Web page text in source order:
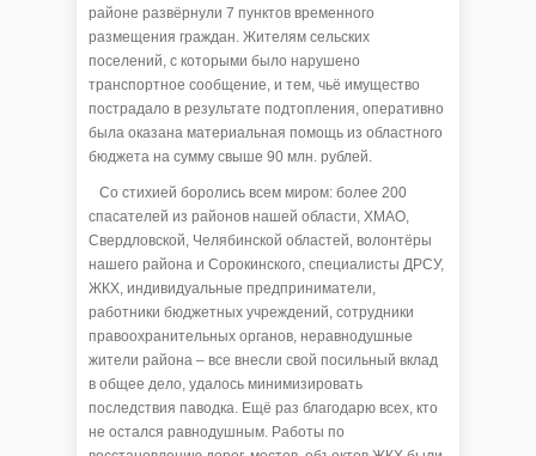
районе развёрнули 7 пунктов временного
размещения граждан. Жителям сельских
поселений, с которыми было нарушено
транспортное сообщение, и тем, чьё имущество
пострадало в результате подтопления, оперативно
была оказана материальная помощь из областного
бюджета на сумму свыше 90 млн. рублей.
Со стихией боролись всем миром: более 200
спасателей из районов нашей области, ХМАО,
Свердловской, Челябинской областей, волонтёры
нашего района и Сорокинского, специалисты ДРСУ,
ЖКХ, индивидуальные предприниматели,
работники бюджетных учреждений, сотрудники
правоохранительных органов, неравнодушные
жители района – все внесли свой посильный вклад
в общее дело, удалось минимизировать
последствия паводка. Ещё раз благодарю всех, кто
не остался равнодушным. Работы по